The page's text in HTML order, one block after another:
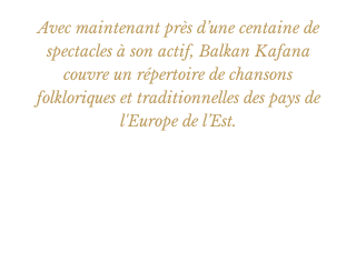
Avec maintenant près d’une centaine de
spectacles à son actif, Balkan Kafana
couvre un répertoire de chansons
folkloriques et traditionnelles des pays de
l'Europe de l’Est.